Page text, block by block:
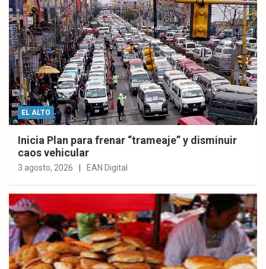
EL ALTO
Inicia Plan para frenar “trameaje” y disminuir
caos vehicular
3 agosto, 2026 EAN Digital